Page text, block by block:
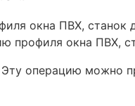
профиля окна ПВХ,
операцию можно